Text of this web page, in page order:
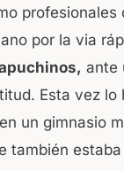
profesionales
por la via
ante
Esta vez lo
un gimnasio
también